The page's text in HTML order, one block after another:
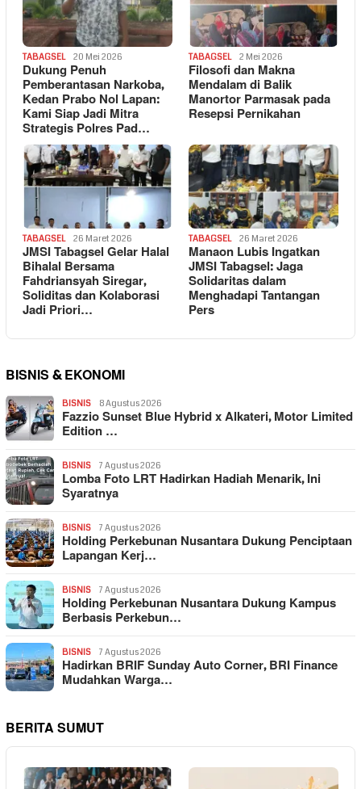
TABAGSEL 20 Mei 2026
Dukung Penuh
Pemberantasan Narkoba,
Kedan Prabo Nol Lapan:
Kami Siap Jadi Mitra
Strategis Polres Pad…
TABAGSEL 2 Mei 2026
Filosofi dan Makna
Mendalam di Balik
Manortor Parmasak pada
Resepsi Pernikahan
TABAGSEL 26 Maret 2026
JMSI Tabagsel Gelar Halal
Bihalal Bersama
Fahdriansyah Siregar,
Soliditas dan Kolaborasi
Jadi Priori…
TABAGSEL 26 Maret 2026
Manaon Lubis Ingatkan
JMSI Tabagsel: Jaga
Solidaritas dalam
Menghadapi Tantangan
Pers
BISNIS & EKONOMI
BISNIS 8 Agustus 2026
Fazzio Sunset Blue Hybrid x Alkateri, Motor Limited
Edition …
BISNIS 7 Agustus 2026
Lomba Foto LRT Hadirkan Hadiah Menarik, Ini
Syaratnya
BISNIS 7 Agustus 2026
Holding Perkebunan Nusantara Dukung Penciptaan
Lapangan Kerj…
BISNIS 7 Agustus 2026
Holding Perkebunan Nusantara Dukung Kampus
Berbasis Perkebun…
BISNIS 7 Agustus 2026
Hadirkan BRIF Sunday Auto Corner, BRI Finance
Mudahkan Warga…
BERITA SUMUT